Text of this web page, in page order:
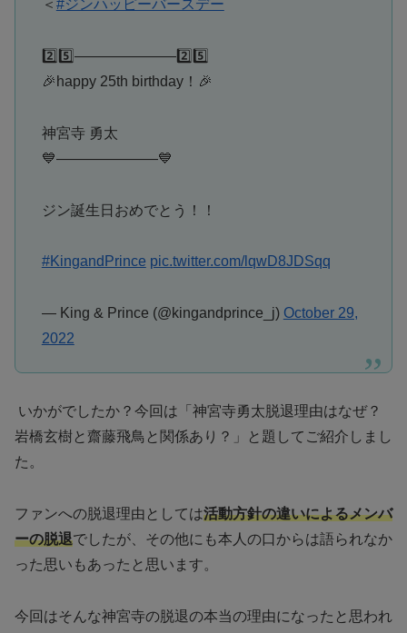
＜ #ジンハッピーバースデー
2️⃣5️⃣———————2️⃣5️⃣
🎉happy 25th birthday！🎉
神宮寺 勇太
💙———————💙
ジン誕生日おめでとう！！
#KingandPrince pic.twitter.com/lqwD8JDSqq
— King & Prince (@kingandprince_j) October 29,
2022
いかがでしたか？今回は「神宮寺勇太脱退理由はなぜ？
岩橋玄樹と齋藤飛鳥と関係あり？」と題してご紹介しまし
た。
ファンへの脱退理由としては活動方針の違いによるメンバ
ーの脱退でしたが、その他にも本人の口からは語られなか
った思いもあったと思います。
今回はそんな神宮寺の脱退の本当の理由になったと思われ